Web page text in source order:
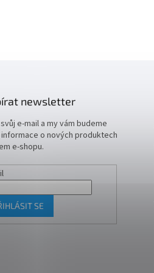
newsletter
e-mail a my vám budeme
o nových produktech
e-shopu.
SE